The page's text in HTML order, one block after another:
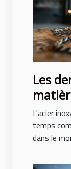
Les
L'acier
temps
dans le